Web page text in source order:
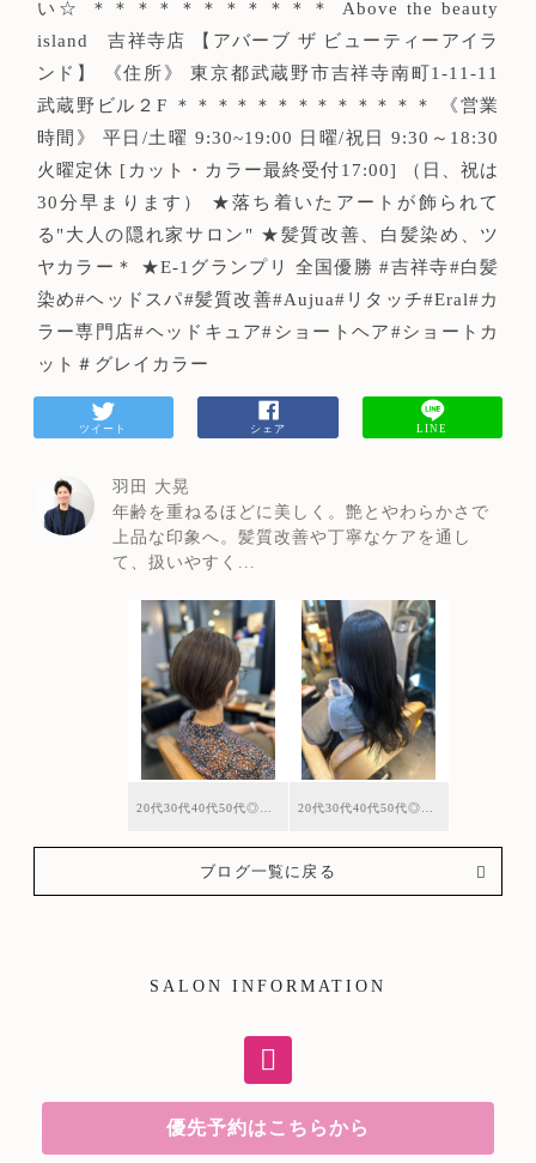
い☆ ＊＊＊＊＊＊＊＊＊＊＊ Above the beauty
island 吉祥寺店 【アバーブ ザ ビューティーアイラ
ンド】 《住所》 東京都武蔵野市吉祥寺南町1-11-11
武蔵野ビル２F ＊＊＊＊＊＊＊＊＊＊＊＊＊ 《営業
時間》 平日/土曜 9:30~19:00 日曜/祝日 9:30～18:30
火曜定休 [カット・カラー最終受付17:00] （日、祝は
30分早まります） ★落ち着いたアートが飾られて
る"大人の隠れ家サロン" ★髪質改善、白髪染め、ツ
ヤカラー＊ ★E-1グランプリ 全国優勝 #吉祥寺#白髪
染め#ヘッドスパ#髪質改善#Aujua#リタッチ#Eral#カ
ラー専門店#ヘッドキュア#ショートヘア#ショートカ
ット＃グレイカラー
ツイート シェア LINE
羽田 大晃
年齢を重ねるほどに美しく。艶とやわらかさで
上品な印象へ。髪質改善や丁寧なケアを通し
て、扱いやすく...
ブログ一覧に戻る
SALON INFORMATION
優先予約はこちらから